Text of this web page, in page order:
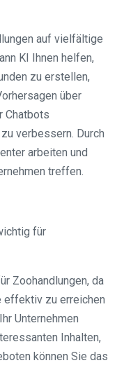
auf vielfältige
KI Ihnen helfen,
zu erstellen,
über
Chatbots
verbessern. Durch
arbeiten und
treffen.
für
Zoohandlungen, da
effektiv zu erreichen
Unternehmen
Inhalten,
können Sie das